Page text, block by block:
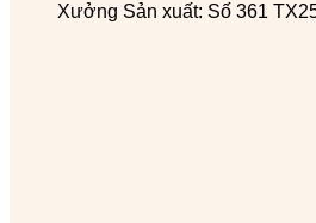
Xưởng Sản xuất: Số 361